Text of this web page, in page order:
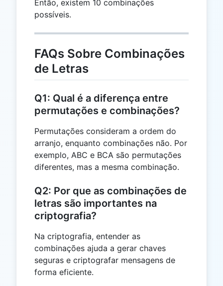
{6 \times
Então, existem 10 combinações
possíveis.
FAQs Sobre Combinações
de Letras
Q1: Qual é a diferença entre
permutações e combinações?
Permutações consideram a ordem do
arranjo, enquanto combinações não. Por
exemplo, ABC e BCA são permutações
diferentes, mas a mesma combinação.
Q2: Por que as combinações de
letras são importantes na
criptografia?
Na criptografia, entender as
combinações ajuda a gerar chaves
seguras e criptografar mensagens de
forma eficiente.